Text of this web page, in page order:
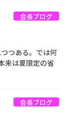
会長ブログ
つある。では何
来は夏限定の省
会長ブログ